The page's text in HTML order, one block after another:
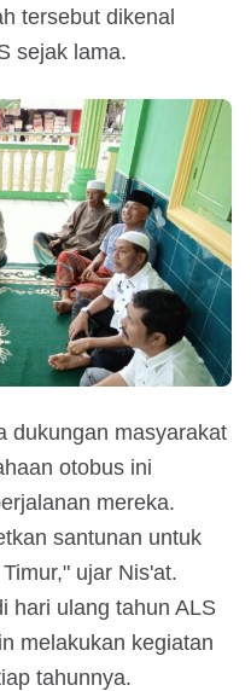
tersebut dikenal
sejak lama.
dukungan masyarakat
otobus ini
mereka.
santunan untuk
ujar Nis'at.
hari ulang tahun ALS
melakukan kegiatan
tahunnya.